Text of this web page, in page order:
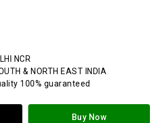
NCR
& NORTH EAST INDIA
100% guaranteed
Buy Now